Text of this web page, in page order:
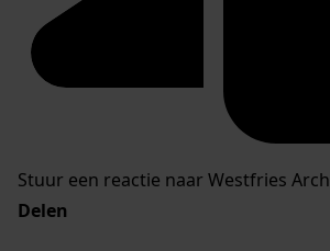
Stuur een reactie naar Westfries
Delen